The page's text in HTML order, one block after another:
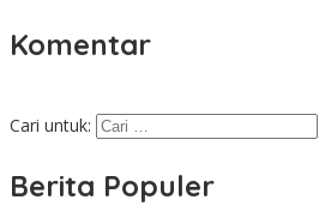
Komentar
Cari untuk:
Berita Populer